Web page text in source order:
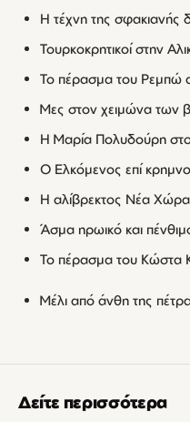
Η τέχνη της σφακιανής
Τουρκοκρητικοί στην
Το πέρασμα του Ρεμπώ
Μες στον χειμώνα των
Η Μαρία Πολυδούρη
Ο Ελκόμενος επί
Η αλίβρεκτος Νέα
Άσμα ηρωικό και
Το πέρασμα του Κώστα
Μέλι από άνθη της
Δείτε περισσότερα